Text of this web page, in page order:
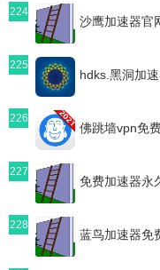
224
沙鹰加速器官
225
hdks.黑洞加
226
佛跳墙vpn免
227
免费加速器永
228
蓝鸟加速器免